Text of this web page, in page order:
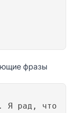
фразы
Я рад, что